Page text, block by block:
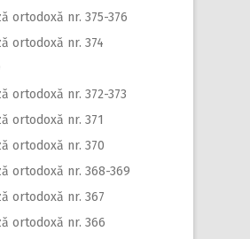
ortodoxă nr. 375-376
ortodoxă nr. 374
ortodoxă nr. 372-373
ortodoxă nr. 371
ortodoxă nr. 370
ortodoxă nr. 368-369
ortodoxă nr. 367
ortodoxă nr. 366